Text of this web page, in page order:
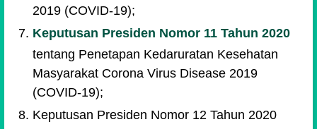
2019 (COVID-19);
Keputusan Presiden Nomor 11 Tahun 2020
tentang Penetapan Kedaruratan Kesehatan
Masyarakat Corona Virus Disease 2019
(COVID-19);
Keputusan Presiden Nomor 12 Tahun 2020